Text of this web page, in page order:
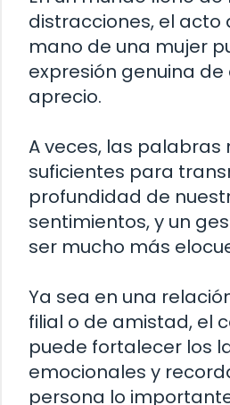
distracciones, el acto
mano de una mujer
expresión genuina
aprecio.
A veces, las palabras
suficientes para
profundidad de
sentimientos, y un
ser mucho más
Ya sea en una
filial o de amistad, el
puede fortalecer los
emocionales y
persona lo